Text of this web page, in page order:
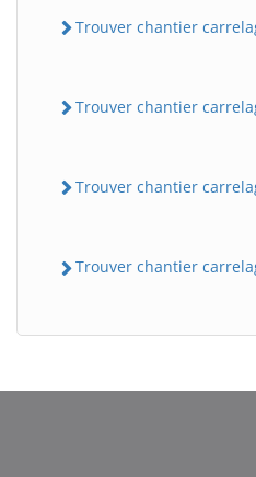
Trouver chantier
Trouver chantier
Trouver chantier
Trouver chantier
BatiWebPro